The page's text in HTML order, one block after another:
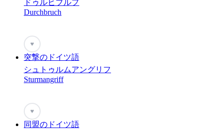
ドゥルヒブルフ
Durchbruch
♥
突撃のドイツ語
シュトゥルムアングリフ
Sturmangriff
♥
同盟のドイツ語